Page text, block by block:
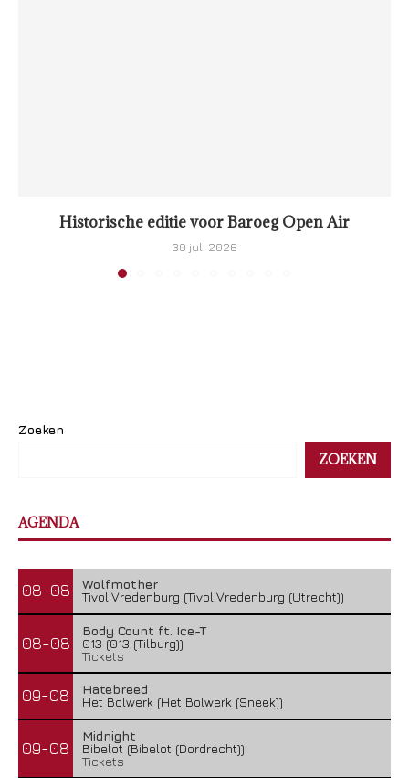
Historische editie voor Baroeg Open Air
30 juli 2026
Zoeken
ZOEKEN
AGENDA
08-08
Wolfmother
TivoliVredenburg (TivoliVredenburg (Utrecht))
08-08
Body Count ft. Ice-T
013 (013 (Tilburg))
Tickets
09-08
Hatebreed
Het Bolwerk (Het Bolwerk (Sneek))
09-08
Midnight
Bibelot (Bibelot (Dordrecht))
Tickets